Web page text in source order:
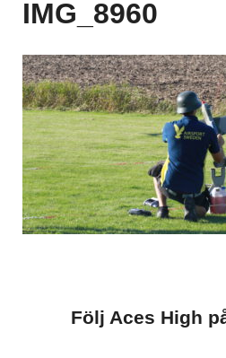
IMG_8960
Följ Aces High